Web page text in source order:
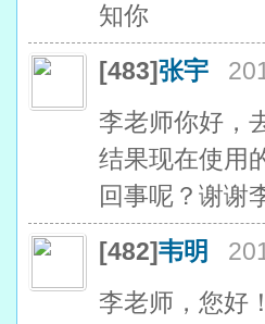
知你
[483]张宇
李老师你好，
结果现在使用
回事呢？谢谢
[482]韦明
李老师，您好